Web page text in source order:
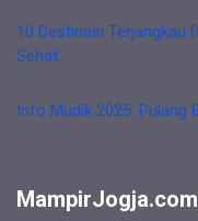
10 Destinasi Terjangkau
Sehat
Info Mudik 2025: Pulang
MampirJogja.com